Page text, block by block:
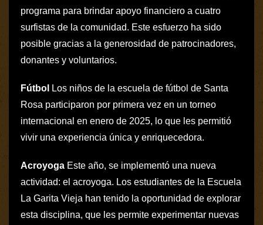
programa para brindar apoyo financiero a cuatro
surfistas de la comunidad. Este esfuerzo ha sido
posible gracias a la generosidad de patrocinadores,
donantes y voluntarios.
Fútbol
Los niños de la escuela de fútbol de Santa
Rosa participaron por primera vez en un torneo
internacional en enero de 2025, lo que les permitió
vivir una experiencia única y enriquecedora.
Acroyoga Este año, se implementó una nueva
actividad: el acroyoga. Los estudiantes de la Escuela
La Garita Vieja han tenido la oportunidad de explorar
esta disciplina, que les permite experimentar nuevas